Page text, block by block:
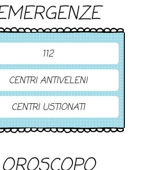
112
CENTRI ANTIVELENI
CENTRI USTIONATI